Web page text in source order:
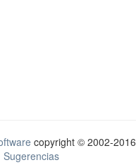
copyright © 2002-2016
Sugerencias